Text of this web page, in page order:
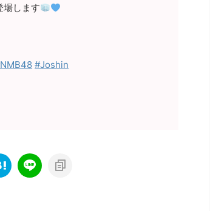
場します
#Joshin